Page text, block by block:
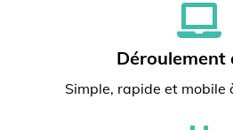
Déroulement
Simple, rapide et mobile